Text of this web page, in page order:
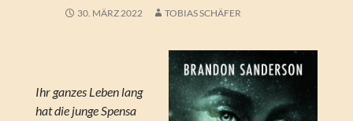
30. MÄRZ 2022 TOBIAS SCHÄFER
Ihr ganzes Leben lang
hat die junge Spensa